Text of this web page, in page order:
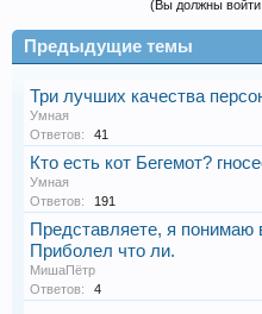
(Вы должны войти
Предыдущие темы
Три лучших качества
Умная
Ответов:
41
Кто есть кот Бегемот?
Умная
Ответов:
191
Представляете, я понимаю
Приболел что ли.
МишаПётр
Ответов:
4